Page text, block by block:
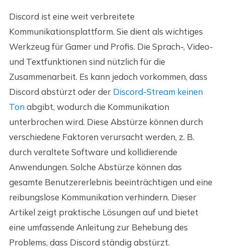
Discord ist eine weit verbreitete
Kommunikationsplattform. Sie dient als wichtiges
Werkzeug für Gamer und Profis. Die Sprach-, Video-
und Textfunktionen sind nützlich für die
Zusammenarbeit. Es kann jedoch vorkommen, dass
Discord abstürzt oder der Discord-Stream keinen
Tonabgibt, wodurch die Kommunikation
unterbrochen wird. Diese Abstürze können durch
verschiedene Faktoren verursacht werden, z. B.
durch veraltete Software und kollidierende
Anwendungen. Solche Abstürze können das
gesamte Benutzererlebnis beeinträchtigen und eine
reibungslose Kommunikation verhindern. Dieser
Artikel zeigt praktische Lösungen auf und bietet
eine umfassende Anleitung zur Behebung des
Problems, dass Discord ständig abstürzt.